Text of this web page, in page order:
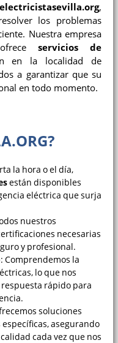
electricistasevilla.org,
los problemas
Nuestra empresa
servicios de
en la localidad de
a garantizar que su
en todo momento.
la hora o el día,
están disponibles
eléctrica que surja
nuestros
necesarias
y profesional.
: Comprendemos la
lo que nos
rápido para
soluciones
asegurando
cada vez que nos